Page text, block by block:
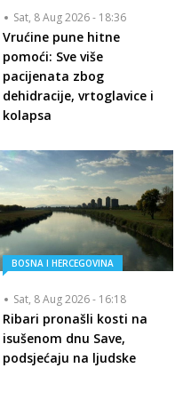
Sat, 8 Aug 2026 - 18:36
Vrućine pune hitne
pomoći: Sve više
pacijenata zbog
dehidracije, vrtoglavice i
kolapsa
BOSNA I HERCEGOVINA
Sat, 8 Aug 2026 - 16:18
Ribari pronašli kosti na
isušenom dnu Save,
podsjećaju na ljudske